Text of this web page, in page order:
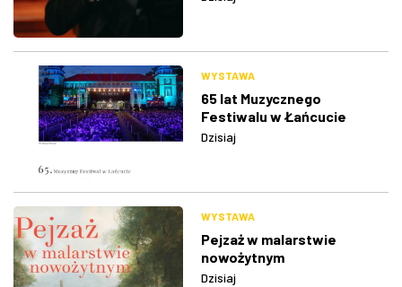
WYSTAWA
65 lat Muzycznego
Festiwalu w Łańcucie
Dzisiaj
WYSTAWA
Pejzaż w malarstwie
nowożytnym
Dzisiaj